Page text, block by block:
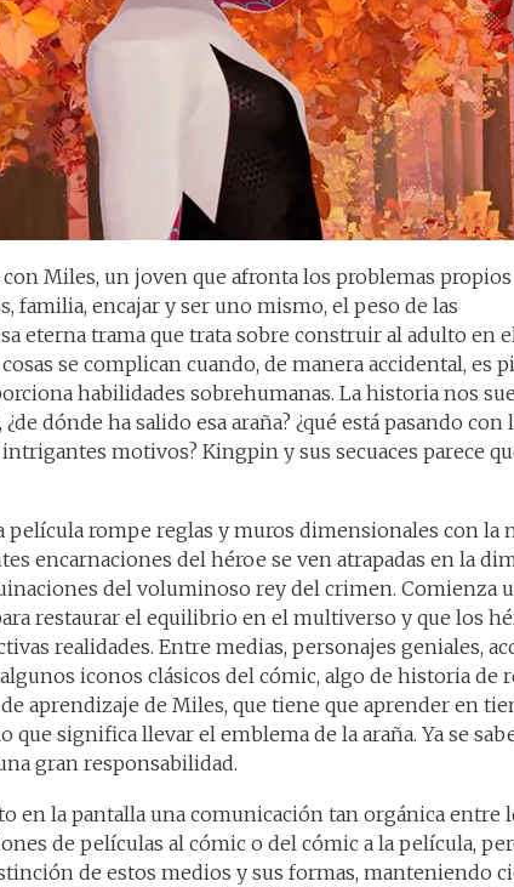
Miles, un joven que afronta los problemas propios
familia, encajar y ser uno mismo, el peso de las
eterna trama que trata sobre construir al adulto en
se complican cuando, de manera accidental, es
habilidades sobrehumanas. La historia nos
¿de dónde ha salido esa araña? ¿qué está pasando con
motivos? Kingpin y sus secuaces parece
película rompe reglas y muros dimensionales con la
encarnaciones del héroe se ven atrapadas en la
del voluminoso rey del crimen. Comienza
restaurar el equilibrio en el multiverso y que los
realidades. Entre medias, personajes geniales,
iconos clásicos del cómic, algo de historia de
aprendizaje de Miles, que tiene que aprender en
que significa llevar el emblema de la araña. Ya se
gran responsabilidad.
en la pantalla una comunicación tan orgánica entre
de películas al cómic o del cómic a la película,
de estos medios y sus formas, manteniendo